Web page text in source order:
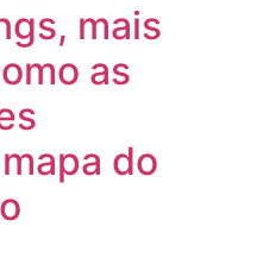
mais
as
do